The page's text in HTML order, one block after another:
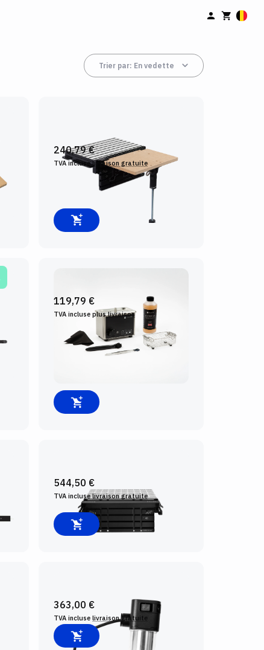
Trier par: En vedette
240,79 €
TVA incluselivraison gratuite
119,79 €
TVA incluse pluslivraison
544,50 €
TVA incluselivraison gratuite
363,00 €
TVA incluse livraison gratuite